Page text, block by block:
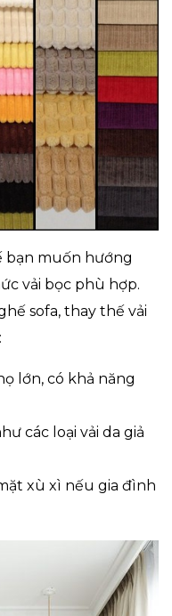
bạn muốn hướng
vải bọc phù hợp.
sofa, thay thế vải
lớn, có khả năng
các loại vải da giả
xù xì nếu gia đình